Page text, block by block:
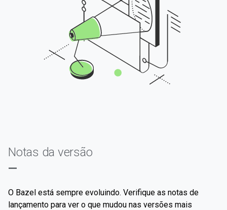
Notas da versão
—
O Bazel está sempre evoluindo. Verifique as notas de
lançamento para ver o que mudou nas versões mais